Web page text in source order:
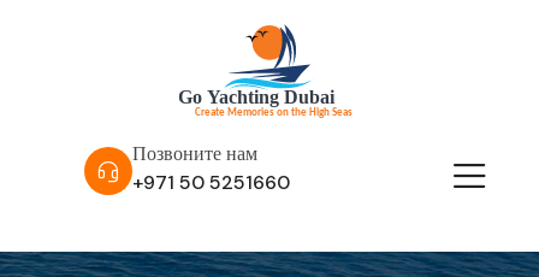
Позвоните нам
+971 50 5251660